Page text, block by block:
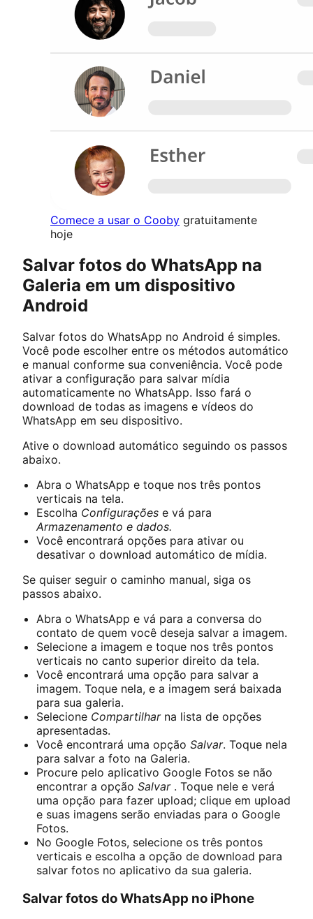
Comece a usar o Cooby gratuitamente
hoje
Salvar fotos do WhatsApp na
Galeria em um dispositivo
Android
Salvar fotos do WhatsApp no Android é simples.
Você pode escolher entre os métodos automático
e manual conforme sua conveniência. Você pode
ativar a configuração para salvar mídia
automaticamente no WhatsApp. Isso fará o
download de todas as imagens e vídeos do
WhatsApp em seu dispositivo.
Ative o download automático seguindo os passos
abaixo.
Abra o WhatsApp e toque nos três pontos
verticais na tela.
Escolha Configurações e vá para
Armazenamento e dados.
Você encontrará opções para ativar ou
desativar o download automático de mídia.
Se quiser seguir o caminho manual, siga os
passos abaixo.
Abra o WhatsApp e vá para a conversa do
contato de quem você deseja salvar a imagem.
Selecione a imagem e toque nos três pontos
verticais no canto superior direito da tela.
Você encontrará uma opção para salvar a
imagem. Toque nela, e a imagem será baixada
para sua galeria.
Selecione Compartilharna lista de opções
apresentadas.
Você encontrará uma opção Salvar. Toque nela
para salvar a foto na Galeria.
Procure pelo aplicativo Google Fotos se não
encontrar a opção Salvar . Toque nele e verá
uma opção para fazer upload; clique em upload
e suas imagens serão enviadas para o Google
Fotos.
No Google Fotos, selecione os três pontos
verticais e escolha a opção de download para
salvar fotos no aplicativo da sua galeria.
Salvar fotos do WhatsApp no iPhone